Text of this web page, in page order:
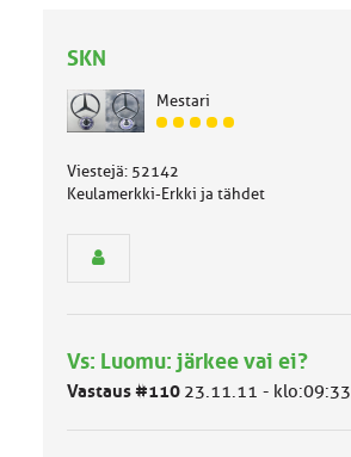
SKN
Mestari
J
s
e
l
o
Viestejä: 52142
Keulamerkki-Erkki ja tähdet
Vs: Luomu: järkee vai ei?
Vastaus #110 23.11.11 - klo:09:33